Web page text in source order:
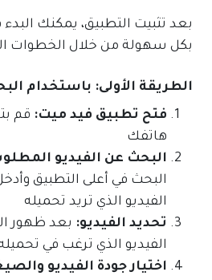
بعد تثبيت التطبيق، يمكنك
بكل سهولة من خلال الخطوات
الطريقة الأولى: باستخدام
فتح تطبيق فيد ميت: قم
هاتفك
البحث عن الفيديو
البحث في أعلى التطبيق
الفيديو الذي تريد تحميله
تحديد الفيديو: بعد ظهور
الفيديو الذي ترغب في
اختيار جودة الفيديو